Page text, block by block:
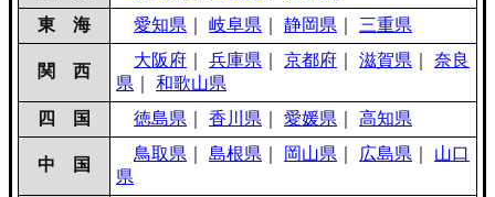
東 海
愛知県 岐阜県 静岡県 三重県
関 西
大阪府 兵庫県 京都府 滋賀県
奈良
県
和歌山県
四 国
徳島県 香川県 愛媛県 高知県
中 国
鳥取県 島根県 岡山県 広島県
山口
県